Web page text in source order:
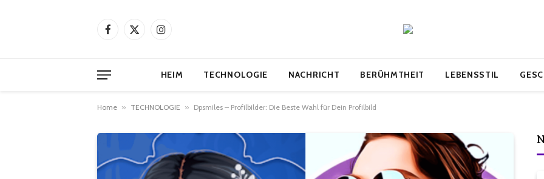
Facebook
X
Instagram
HEIM TECHNOLOGIE NACHRICHT BERÜHMTHEIT LEBENSSTIL
Home » TECHNOLOGIE » Dpsmiles – Profilbilder: Die Beste Wahl für Dein Profilbild